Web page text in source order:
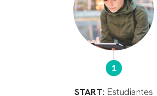
START: Estudiantes